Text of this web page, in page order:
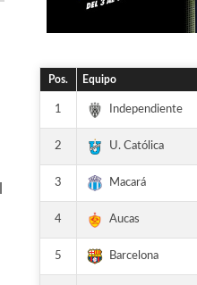
Pos. Equipo
1 Independiente
2 U. Católica
3 Macará
4 Aucas
5 Barcelona